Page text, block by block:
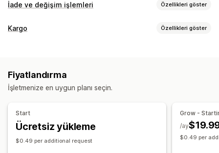
İade ve değişim işlemleri Özellikleri göster
İade seçenekleri
İndirim kodları
Otomatik onaylar
İade edilemeyen ürünler
İade nedenleri
SMS bildirimleri
Kargo Özellikleri göster
İade etiketleri Barkod tarama
Çoklu dil Taşıyıcı şirket seçimi
Sipariş senkronizasyonu
Marka öğeli takip sayfası
Sipariş güncellemeleri
Fiyatlandırma
İşletmenize en uygun planı seçin.
Start
Ücretsiz yükleme
$0.49 per additional request
Grow -
/ay
$0.49 per